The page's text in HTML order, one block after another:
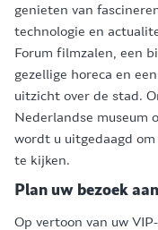
genieten van
technologie en
Forum filmzalen, een
gezellige horeca en
uitzicht over de stad.
Nederlandse museum
wordt u uitgedaagd
te kijken.
Plan uw bezoek
Op vertoon van uw